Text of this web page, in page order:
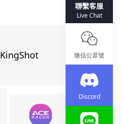
KingShot
聯繫客服
Live Chat
微信公眾號
Discord